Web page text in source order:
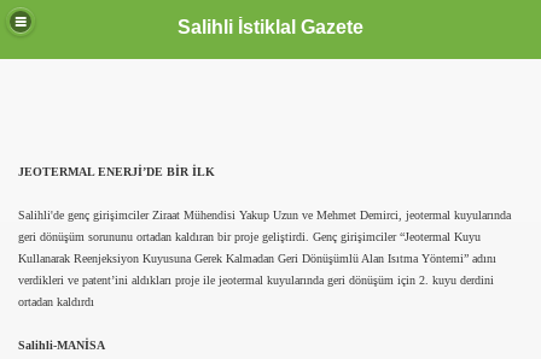
Salihli İstiklal Gazete
JEOTERMAL ENERJİ’DE BİR İLK
Salihli'de genç girişimciler Ziraat Mühendisi Yakup Uzun ve Mehmet Demirci, jeotermal kuyularında
geri dönüşüm sorununu ortadan kaldıran bir proje geliştirdi. Genç girişimciler “Jeotermal Kuyu
Kullanarak Reenjeksiyon Kuyusuna Gerek Kalmadan Geri Dönüşümlü Alan Isıtma Yöntemi” adını
verdikleri ve patent’ini aldıkları proje ile jeotermal kuyularında geri dönüşüm için 2. kuyu derdini
ortadan kaldırdı
Salihli-MANİSA